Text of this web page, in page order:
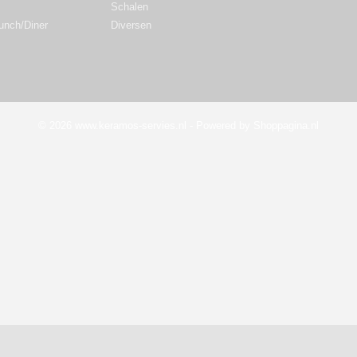
Diner
Schalen
Diversen